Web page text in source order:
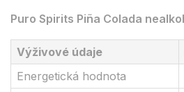
Puro Spirits Piña Colada
Výživové údaje
Energetická hodnota